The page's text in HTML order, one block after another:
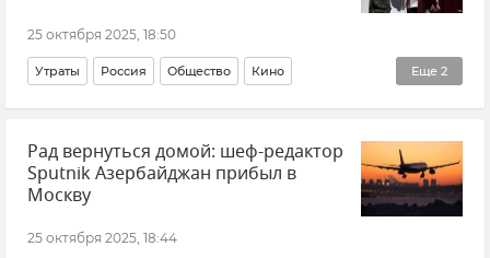
25 октября 2025, 18:50
Еще 2
Утраты Россия Общество Кино
Кинематограф Культура
Рад вернуться домой: шеф-редактор
Sputnik Азербайджан прибыл в
Москву
25 октября 2025, 18:44